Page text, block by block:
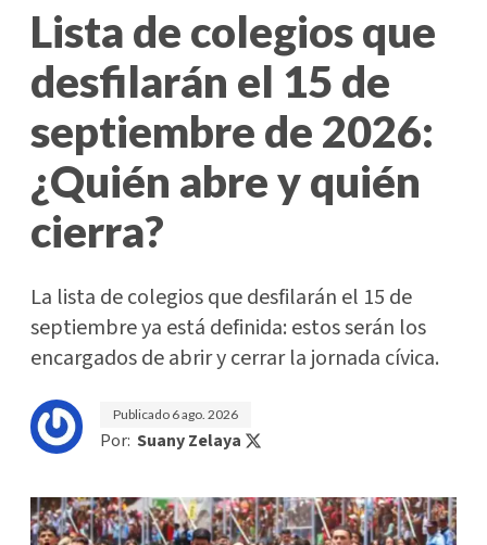
Lista de colegios que
desfilarán el 15 de
septiembre de 2026:
¿Quién abre y quién
cierra?
La lista de colegios que desfilarán el 15 de
septiembre ya está definida: estos serán los
encargados de abrir y cerrar la jornada cívica.
Publicado 6 ago. 2026
Por: Suany Zelaya